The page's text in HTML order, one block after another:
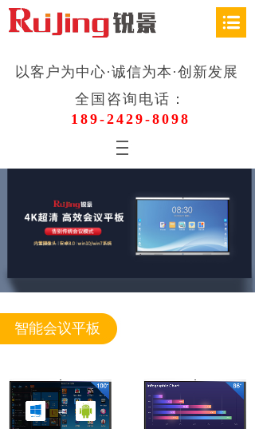
以客户为中心·诚信为本·创新发展
全国咨询电话：
189-2429-8098
智能会议平板